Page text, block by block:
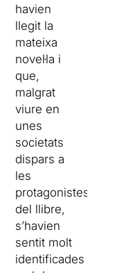
havien
llegit la
mateixa
novel·la i
que,
malgrat
viure en
unes
societats
dispars a
les
protagonistes
del llibre,
s’havien
sentit molt
identificades